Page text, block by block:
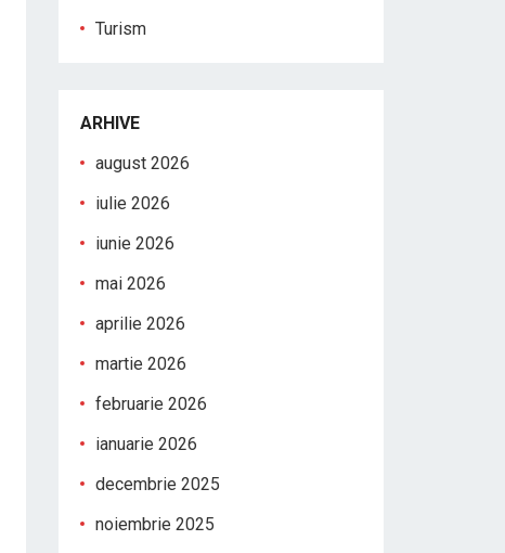
Turism
ARHIVE
august 2026
iulie 2026
iunie 2026
mai 2026
aprilie 2026
martie 2026
februarie 2026
ianuarie 2026
decembrie 2025
noiembrie 2025